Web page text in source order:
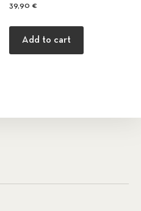
39,90 €
Add to cart